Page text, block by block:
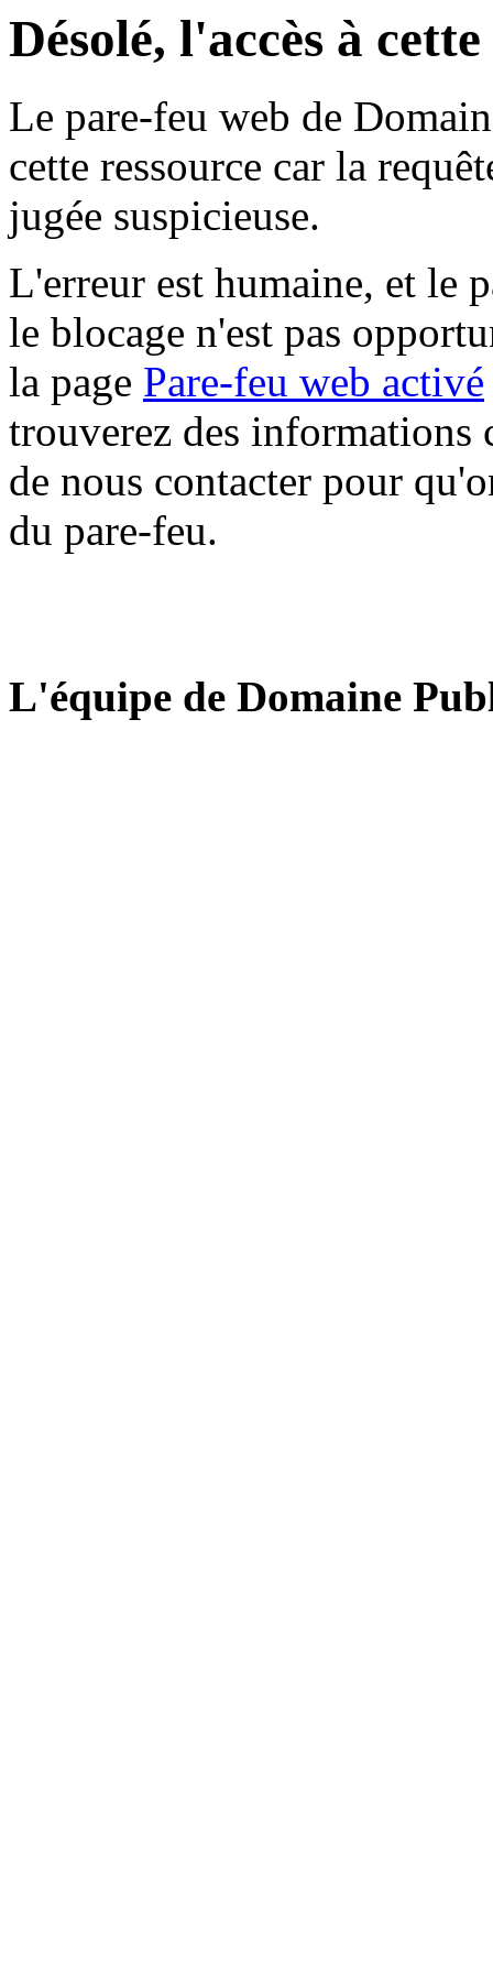
Désolé, l'accès à
Le pare-feu web de
cette ressource car la
jugée suspicieuse.
L'erreur est humaine, et le
le blocage n'est pas
la page Pare-feu web activé
trouverez des informations
de nous contacter pour
du pare-feu.
L'équipe de Domaine